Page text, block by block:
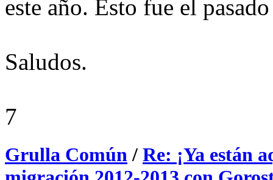
este año. Esto fue el
Saludos.
7
Grulla Común / Re: ¡Ya están